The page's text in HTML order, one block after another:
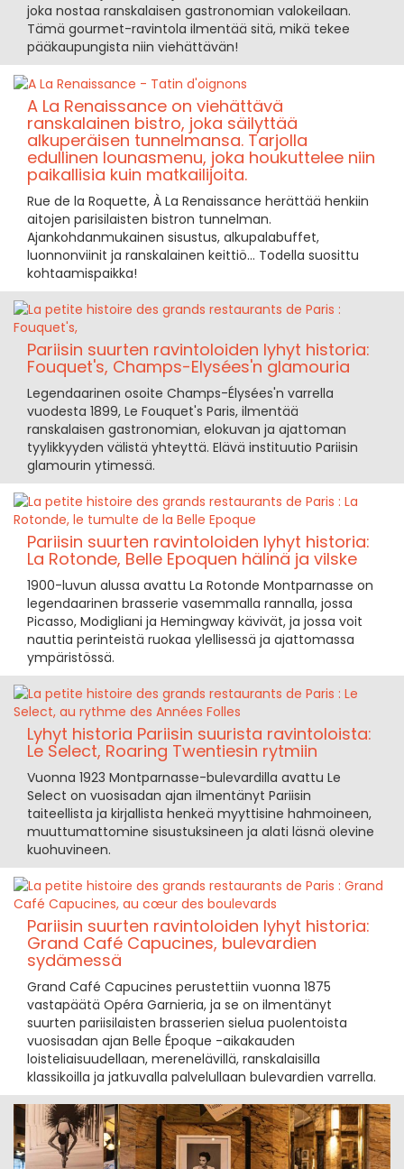
joka nostaa ranskalaisen gastronomian valokeilaan.
Tämä gourmet-ravintola ilmentää sitä, mikä tekee
pääkaupungista niin viehättävän!
A La Renaissance on viehättävä
ranskalainen bistro, joka säilyttää
alkuperäisen tunnelmansa. Tarjolla
edullinen lounasmenu, joka houkuttelee niin
paikallisia kuin matkailijoita.
Rue de la Roquette, À La Renaissance herättää henkiin
aitojen parisilaisten bistron tunnelman.
Ajankohdanmukainen sisustus, alkupalabuffet,
luonnonviinit ja ranskalainen keittiö... Todella suosittu
kohtaamispaikka!
Pariisin suurten ravintoloiden lyhyt historia:
Fouquet's, Champs-Elysées'n glamouria
Legendaarinen osoite Champs-Élysées'n varrella
vuodesta 1899, Le Fouquet's Paris, ilmentää
ranskalaisen gastronomian, elokuvan ja ajattoman
tyylikkyyden välistä yhteyttä. Elävä instituutio Pariisin
glamourin ytimessä.
Pariisin suurten ravintoloiden lyhyt historia:
La Rotonde, Belle Epoquen hälinä ja vilske
1900-luvun alussa avattu La Rotonde Montparnasse on
legendaarinen brasserie vasemmalla rannalla, jossa
Picasso, Modigliani ja Hemingway kävivät, ja jossa voit
nauttia perinteistä ruokaa ylellisessä ja ajattomassa
ympäristössä.
Lyhyt historia Pariisin suurista ravintoloista:
Le Select, Roaring Twentiesin rytmiin
Vuonna 1923 Montparnasse-bulevardilla avattu Le
Select on vuosisadan ajan ilmentänyt Pariisin
taiteellista ja kirjallista henkeä myyttisine hahmoineen,
muuttumattomine sisustuksineen ja alati läsnä olevine
kuohuvineen.
Pariisin suurten ravintoloiden lyhyt historia:
Grand Café Capucines, bulevardien
sydämessä
Grand Café Capucines perustettiin vuonna 1875
vastapäätä Opéra Garnieria, ja se on ilmentänyt
suurten pariisilaisten brasserien sielua puolentoista
vuosisadan ajan Belle Époque -aikakauden
loisteliaisuudellaan, merenelävillä, ranskalaisilla
klassikoilla ja jatkuvalla palvelullaan bulevardien varrella.